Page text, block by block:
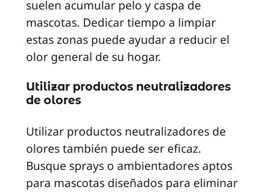
suelen acumular pelo y caspa de
mascotas. Dedicar tiempo a limpiar
estas zonas puede ayudar a reducir el
olor general de su hogar.
Utilizar productos neutralizadores
de olores
Utilizar productos neutralizadores de
olores también puede ser eficaz.
Busque sprays o ambientadores aptos
para mascotas diseñados para eliminar